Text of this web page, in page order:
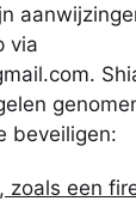
via
beveiligen:
zoals een